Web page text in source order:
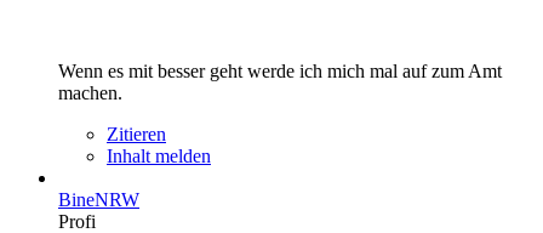
Wenn es mit besser geht werde ich mich mal auf zum Amt
machen.
Zitieren
Inhalt melden
BineNRW
Profi